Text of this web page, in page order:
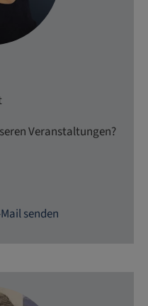
Veranstaltungen?
senden